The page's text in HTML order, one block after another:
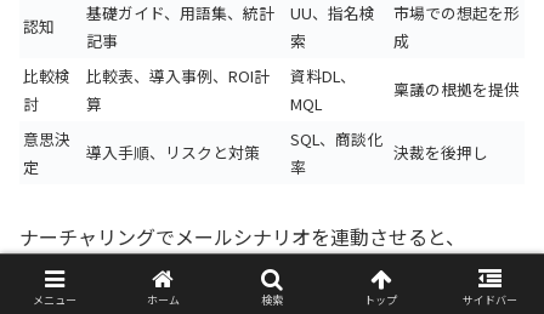
認知
基礎ガイド、用語集、統計
記事
UU、指名検
索
市場での想起を形
成
比較検
討
比較表、導入事例、ROI計
算
資料DL、
MQL
稟議の根拠を提供
意思決
定
導入手順、リスクと対策
SQL、商談化
率
決裁を後押し
ナーチャリングでメールシナリオを連動させると、
LTV/CAC比の改善
に直結します。
メニュー ホーム 検索 トップ サイドバー